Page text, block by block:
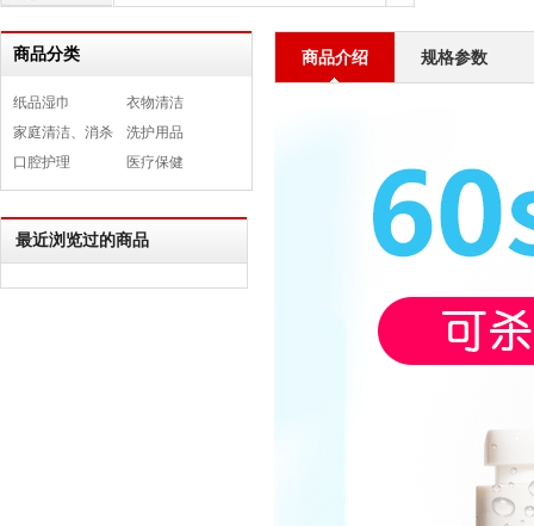
商品分类
纸品湿巾
衣物清洁
家庭清洁、消杀
洗护用品
口腔护理
医疗保健
最近浏览过的商品
商品介绍 规格参数